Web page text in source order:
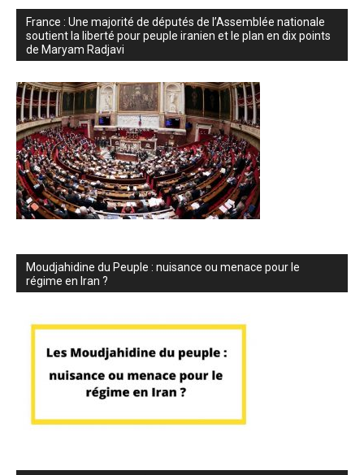
France : Une majorité de députés de l’Assemblée nationale
soutient la liberté pour peuple iranien et le plan en dix points
de Maryam Radjavi
Moudjahidine du Peuple : nuisance ou menace pour le
régime en Iran ?